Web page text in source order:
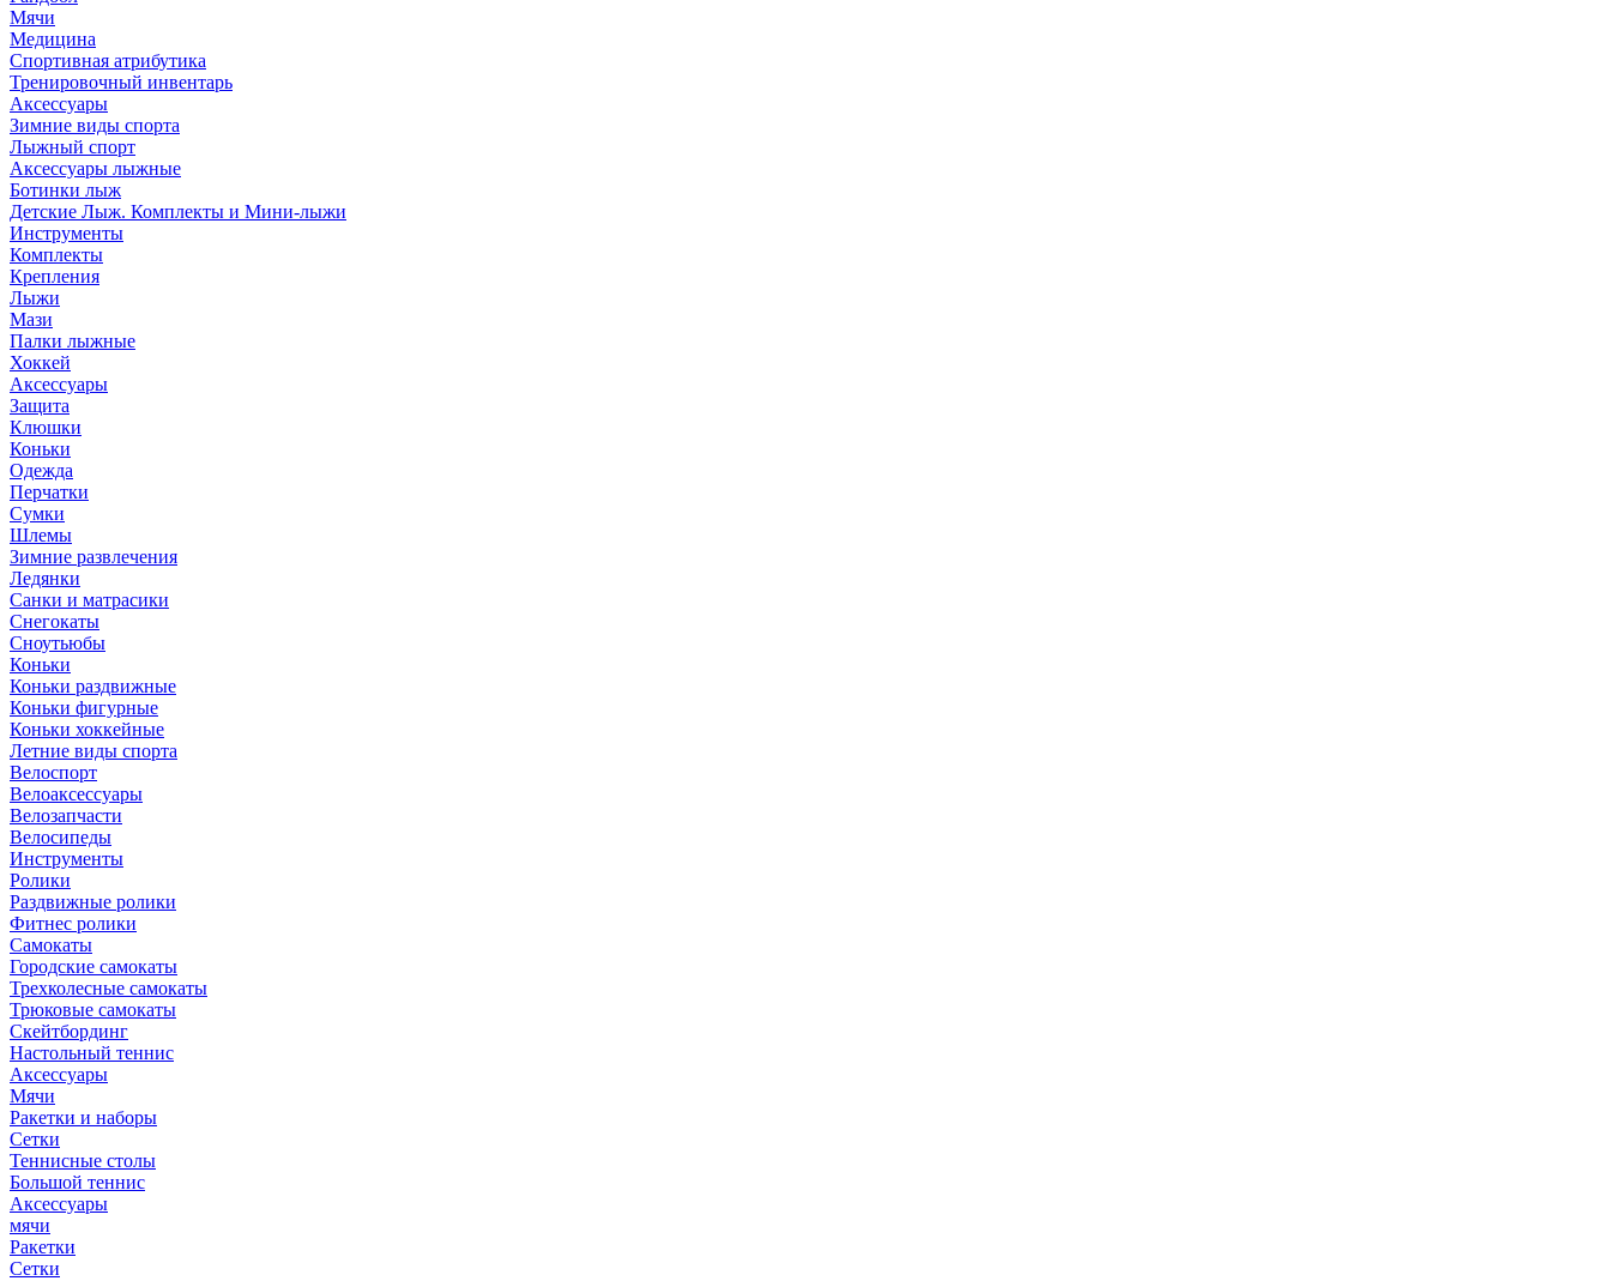
Мячи
Медицина
Спортивная атрибутика
Тренировочный инвентарь
Аксессуары
Зимние виды спорта
Лыжный спорт
Аксессуары лыжные
Ботинки лыж
Детские Лыж. Комплекты и Мини-лыжи
Инструменты
Комплекты
Крепления
Лыжи
Мази
Палки лыжные
Хоккей
Аксессуары
Защита
Клюшки
Коньки
Одежда
Перчатки
Сумки
Шлемы
Зимние развлечения
Ледянки
Санки и матрасики
Снегокаты
Сноутьюбы
Коньки
Коньки раздвижные
Коньки фигурные
Коньки хоккейные
Летние виды спорта
Велоспорт
Велоаксессуары
Велозапчасти
Велосипеды
Инструменты
Ролики
Раздвижные ролики
Фитнес ролики
Самокаты
Городские самокаты
Трехколесные самокаты
Трюковые самокаты
Скейтбординг
Настольный теннис
Аксессуары
Мячи
Ракетки и наборы
Сетки
Теннисные столы
Большой теннис
Аксессуары
мячи
Ракетки
Сетки